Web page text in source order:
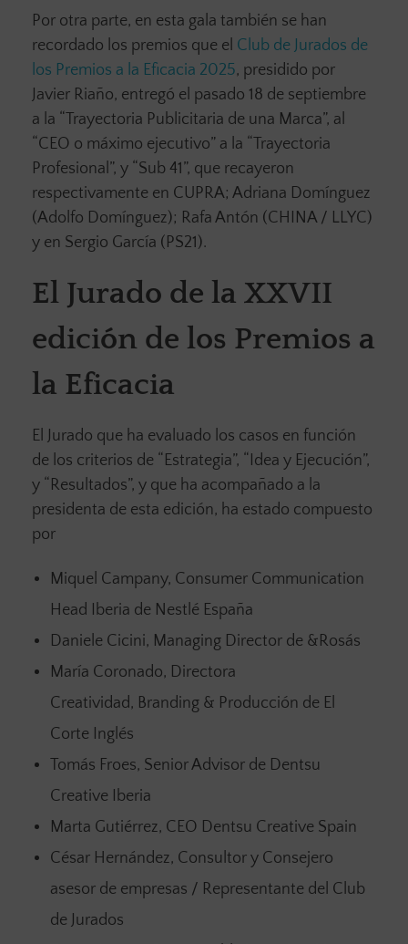
Por otra parte, en esta gala también se han
recordado los premios que el Club de Jurados de
los Premios a la Eficacia 2025, presidido por
Javier Riaño, entregó el pasado 18 de septiembre
a la “Trayectoria Publicitaria de una Marca”, al
“CEO o máximo ejecutivo” a la “Trayectoria
Profesional”, y “Sub 41”, que recayeron
respectivamente en CUPRA; Adriana Domínguez
(Adolfo Domínguez); Rafa Antón (CHINA / LLYC)
y en Sergio García (PS21).
El Jurado de la XXVII
edición de los Premios a
la Eficacia
El Jurado que ha evaluado los casos en función
de los criterios de “Estrategia”, “Idea y Ejecución”,
y “Resultados”, y que ha acompañado a la
presidenta de esta edición, ha estado compuesto
por
Miquel Campany, Consumer Communication
Head Iberia de Nestlé España
Daniele Cicini, Managing Director de &Rosás
María Coronado, Directora
Creatividad, Branding & Producción de El
Corte Inglés
Tomás Froes, Senior Advisor de Dentsu
Creative Iberia
Marta Gutiérrez, CEO Dentsu Creative Spain
César Hernández, Consultor y Consejero
asesor de empresas / Representante del Club
de Jurados